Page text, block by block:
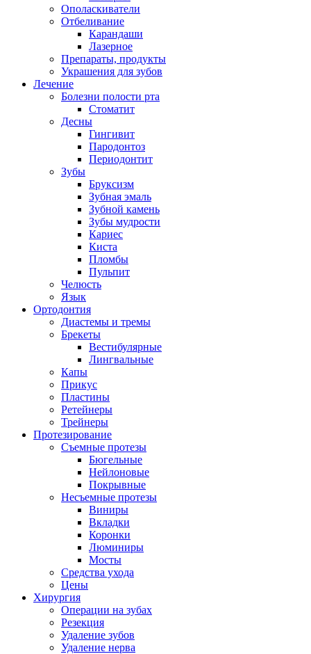
Ополаскиватели
Отбеливание
Карандаши
Лазерное
Препараты, продукты
Украшения для зубов
Лечение
Болезни полости рта
Стоматит
Десны
Гингивит
Пародонтоз
Периодонтит
Зубы
Бруксизм
Зубная эмаль
Зубной камень
Зубы мудрости
Кариес
Киста
Пломбы
Пульпит
Челюсть
Язык
Ортодонтия
Диастемы и тремы
Брекеты
Вестибулярные
Лингвальные
Капы
Прикус
Пластины
Ретейнеры
Трейнеры
Протезирование
Съемные протезы
Бюгельные
Нейлоновые
Покрывные
Несъемные протезы
Виниры
Вкладки
Коронки
Люминиры
Мосты
Средства ухода
Цены
Хирургия
Операции на зубах
Резекция
Удаление зубов
Удаление нерва